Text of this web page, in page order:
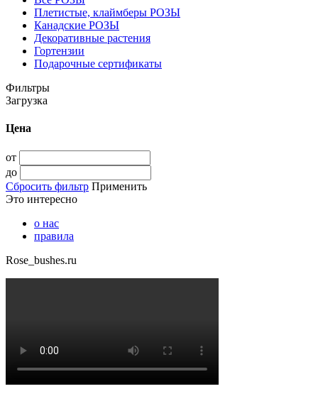
Плетистые, клаймберы РОЗЫ
Канадские РОЗЫ
Декоративные растения
Гортензии
Подарочные сертификаты
Фильтры
Загрузка
Цена
от
до
Сбросить фильтр Применить
Это интересно
о нас
правила
Rose_bushes.ru